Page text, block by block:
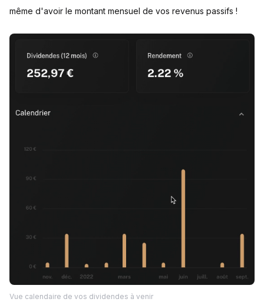
même d'avoir le montant mensuel de vos revenus passifs !
Vue calendaire de vos dividendes à venir